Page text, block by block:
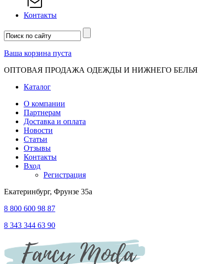
Контакты
Ваша корзина пуста
ОПТОВАЯ ПРОДАЖА ОДЕЖДЫ И НИЖНЕГО БЕЛЬЯ
Каталог
О компании
Партнерам
Доставка и оплата
Новости
Статьи
Отзывы
Контакты
Вход
Регистрация
Екатеринбург, Фрунзе 35а
8 800 600 98 87
8 343 344 63 90